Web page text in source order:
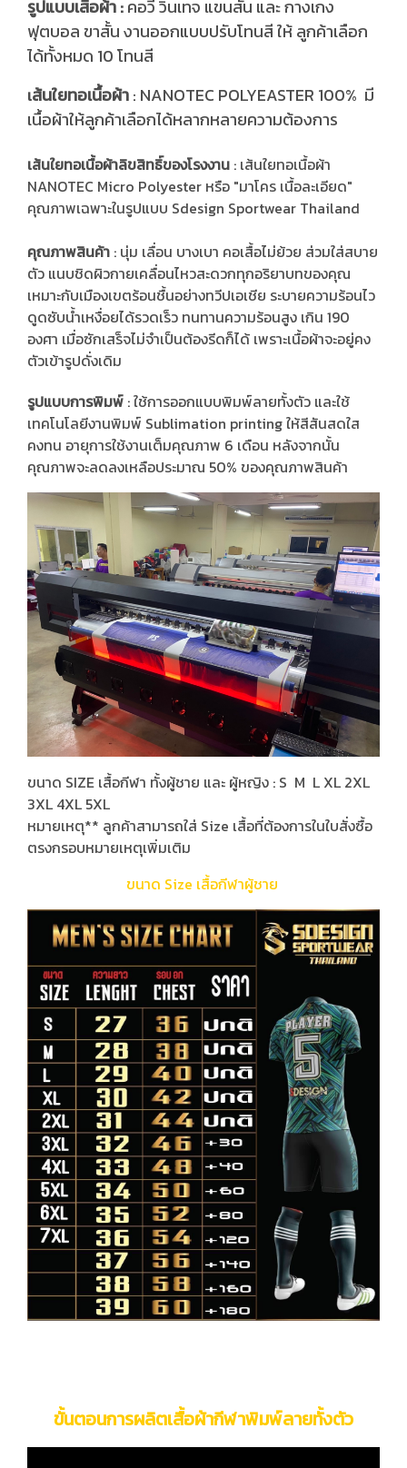
รูปแบบเสื้อผ้า :คอวี วินเทจ แขนสั้น และ กางเกง
ฟุตบอล ขาสั้น งานออกแบบปรับโทนสี ให้ ลูกค้าเลือก
ได้ทั้งหมด 10 โทนสี
เส้นใยทอเนื้อผ้า: NANOTEC POLYEASTER 100% มี
เนื้อผ้าให้ลูกค้าเลือกได้หลากหลายความต้องการ
เส้นใยทอเนื้อผ้าลิขสิทธิ์ของโรงงาน : เส้นใยทอเนื้อผ้า
NANOTEC Micro Polyester หรือ "มาโคร เนื้อละเอียด"
คุณภาพเฉพาะในรูปแบบ Sdesign Sportwear Thailand
คุณภาพสินค้า : นุ่ม เลื่อน บางเบา คอเสื้อไม่ย้วย ส่วมใส่สบาย
ตัว แนบชิดผิวกายเคลื่อนไหวสะดวกทุกอริยาบทของคุณ
เหมาะกับเมืองเขตร้อนชื้นอย่างทวีปเอเชีย ระบายความร้อนไว
ดูดซับน้ำเหงื่อยได้รวดเร็ว ทนทานความร้อนสูง เกิน 190
องศา เมื่อซักเสร็จไม่จำเป็นต้องรีดก็ได้ เพราะเนื้อผ้าจะอยู่คง
ตัวเข้ารูปดั่งเดิม
รูปแบบการพิมพ์ : ใช้การออกแบบพิมพ์ลายทั้งตัว และใช้
เทคโนโลยีงานพิมพ์ Sublimation printing ให้สีสันสดใส
คงทน อายุการใช้งานเต็มคุณภาพ 6 เดือน หลังจากนั้น
คุณภาพจะลดลงเหลือประมาณ 50% ของคุณภาพสินค้า
ขนาด SIZE เสื้อกีฬา ทั้งผู้ชาย และ ผู้หญิง : S M L XL 2XL
3XL 4XL 5XL
หมายเหตุ** ลูกค้าสามารถใส่ Size เสื้อที่ต้องการในใบสั่งซื้อ
ตรงกรอบหมายเหตุเพิ่มเติม
ขนาด Size เสื้อกีฬาผู้ชาย
ขั้นตอนการผลิตเสื้อผ้ากีฬาพิมพ์ลายทั้งตัว